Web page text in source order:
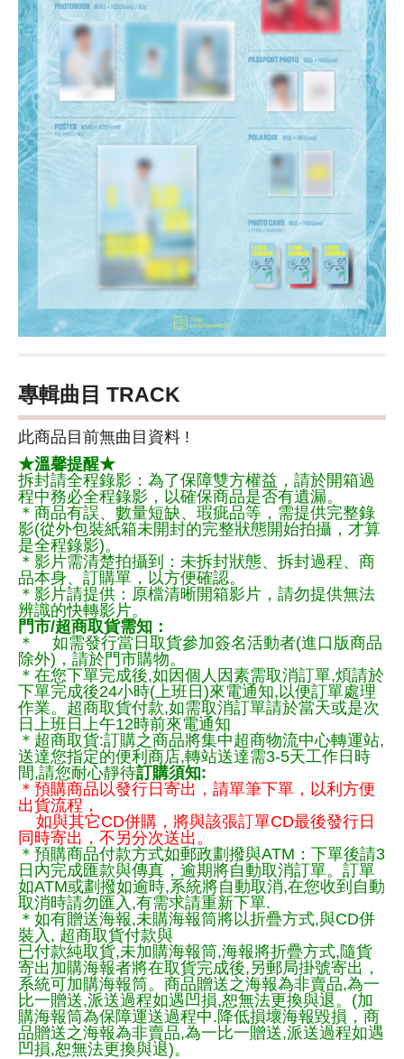
專輯曲目 TRACK
此商品目前無曲目資料 !
★溫馨提醒★
拆封請全程錄影：為了保障雙方權益，請於開箱過
程中務必全程錄影，以確保商品是否有遺漏。
＊商品有誤、數量短缺、瑕疵品等，需提供完整錄
影(從外包裝紙箱未開封的完整狀態開始拍攝，才算
是全程錄影)。
＊影片需清楚拍攝到：未拆封狀態、拆封過程、商
品本身、訂購單，以方便確認。
＊影片請提供：原檔清晰開箱影片，請勿提供無法
辨識的快轉影片。
門市/超商取貨需知：
＊ 如需發行當日取貨參加簽名活動者(進口版商品
除外)，請於門市購物。
＊在您下單完成後,如因個人因素需取消訂單,煩請於
下單完成後24小時(上班日)來電通知,以便訂單處理
作業。超商取貨付款,如需取消訂單請於當天或是次
日上班日上午12時前來電通知
＊超商取貨:訂購之商品將集中超商物流中心轉運站,
送達您指定的便利商店,轉站送達需3-5天工作日時
間,請您耐心靜待訂購須知:
＊預購商品以發行日寄出，請單筆下單，以利方便
出貨流程，
如與其它CD併購，將與該張訂單CD最後發行日
同時寄出，不另分次送出。
＊預購商品付款方式如郵政劃撥與ATM：下單後請3
日內完成匯款與傳真，逾期將自動取消訂單。訂單
如ATM或劃撥如逾時,系統將自動取消,在您收到自動
取消時請勿匯入,有需求請重新下單.
＊如有贈送海報,未購海報筒將以折疊方式,與CD併
裝入, 超商取貨付款與
已付款純取貨,未加購海報筒,海報將折疊方式,隨貨
寄出加購海報者將在取貨完成後,另郵局掛號寄出，
系統可加購海報筒。商品贈送之海報為非賣品,為一
比一贈送,派送過程如遇凹損,恕無法更換與退。(加
購海報筒為保障運送過程中.降低損壞海報毀損，商
品贈送之海報為非賣品,為一比一贈送,派送過程如遇
凹損,恕無法更換與退)。